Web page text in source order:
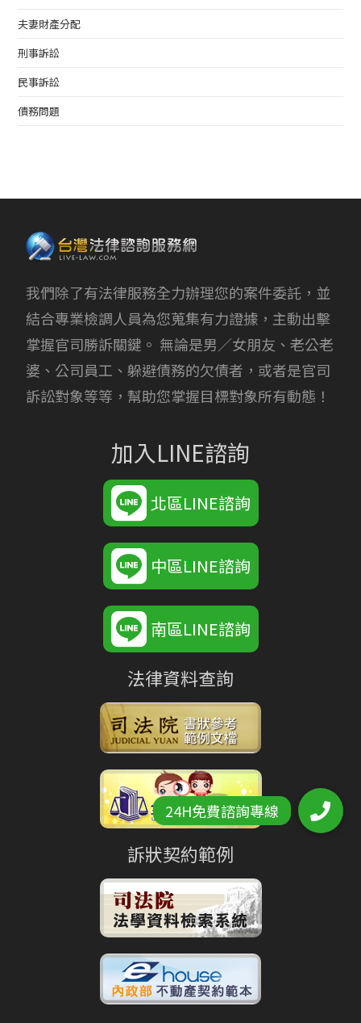
夫妻財產分配
刑事訴訟
民事訴訟
債務問題
我們除了有法律服務全力辦理您的案件委託，並
結合專業檢調人員為您蒐集有力證據，主動出擊
掌握官司勝訴關鍵。 無論是男／女朋友、老公老
婆、公司員工、躲避債務的欠債者，或者是官司
訴訟對象等等，幫助您掌握目標對象所有動態！
加入LINE諮詢
北區LINE諮詢
中區LINE諮詢
南區LINE諮詢
法律資料查詢
訴狀契約範例